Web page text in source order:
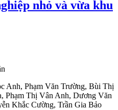
nhỏ và vừa khu
Anh, Phạm Văn Trường, Bùi Thị
, Phạm Thị Vân Anh, Dương Văn
Khắc Cường, Trần Gia Bảo